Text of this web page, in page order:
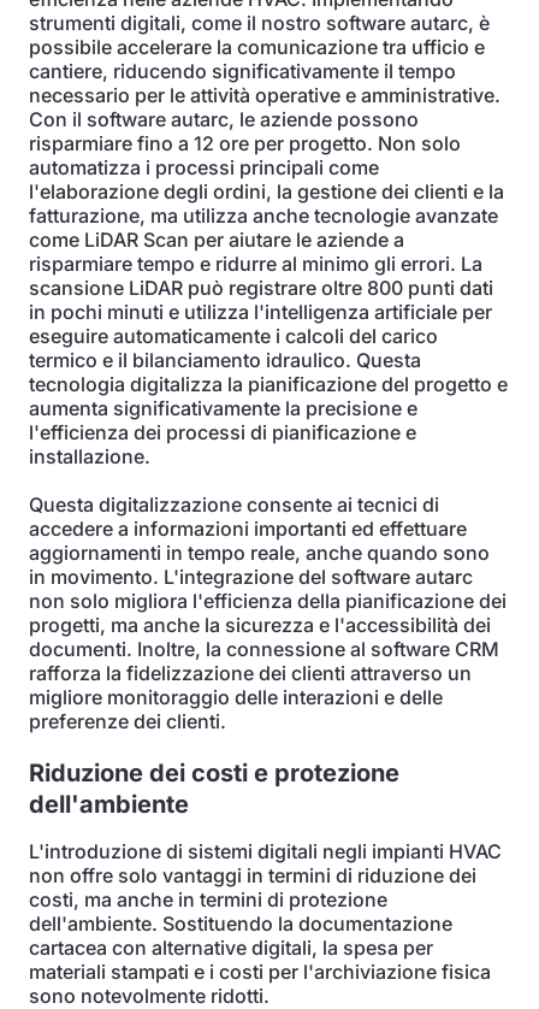
strumenti digitali, come il nostro software autarc, è
possibile accelerare la comunicazione tra ufficio e
cantiere, riducendo significativamente il tempo
necessario per le attività operative e amministrative.
Con il software autarc, le aziende possono
risparmiare fino a 12 ore per progetto. Non solo
automatizza i processi principali come
l'elaborazione degli ordini, la gestione dei clienti e la
fatturazione, ma utilizza anche tecnologie avanzate
come LiDAR Scan per aiutare le aziende a
risparmiare tempo e ridurre al minimo gli errori. La
scansione LiDAR può registrare oltre 800 punti dati
in pochi minuti e utilizza l'intelligenza artificiale per
eseguire automaticamente i calcoli del carico
termico e il bilanciamento idraulico. Questa
tecnologia digitalizza la pianificazione del progetto e
aumenta significativamente la precisione e
l'efficienza dei processi di pianificazione e
installazione.
Questa digitalizzazione consente ai tecnici di
accedere a informazioni importanti ed effettuare
aggiornamenti in tempo reale, anche quando sono
in movimento. L'integrazione del software autarc
non solo migliora l'efficienza della pianificazione dei
progetti, ma anche la sicurezza e l'accessibilità dei
documenti. Inoltre, la connessione al software CRM
rafforza la fidelizzazione dei clienti attraverso un
migliore monitoraggio delle interazioni e delle
preferenze dei clienti.
Riduzione dei costi e protezione
dell'ambiente
L'introduzione di sistemi digitali negli impianti HVAC
non offre solo vantaggi in termini di riduzione dei
costi, ma anche in termini di protezione
dell'ambiente. Sostituendo la documentazione
cartacea con alternative digitali, la spesa per
materiali stampati e i costi per l'archiviazione fisica
sono notevolmente ridotti.